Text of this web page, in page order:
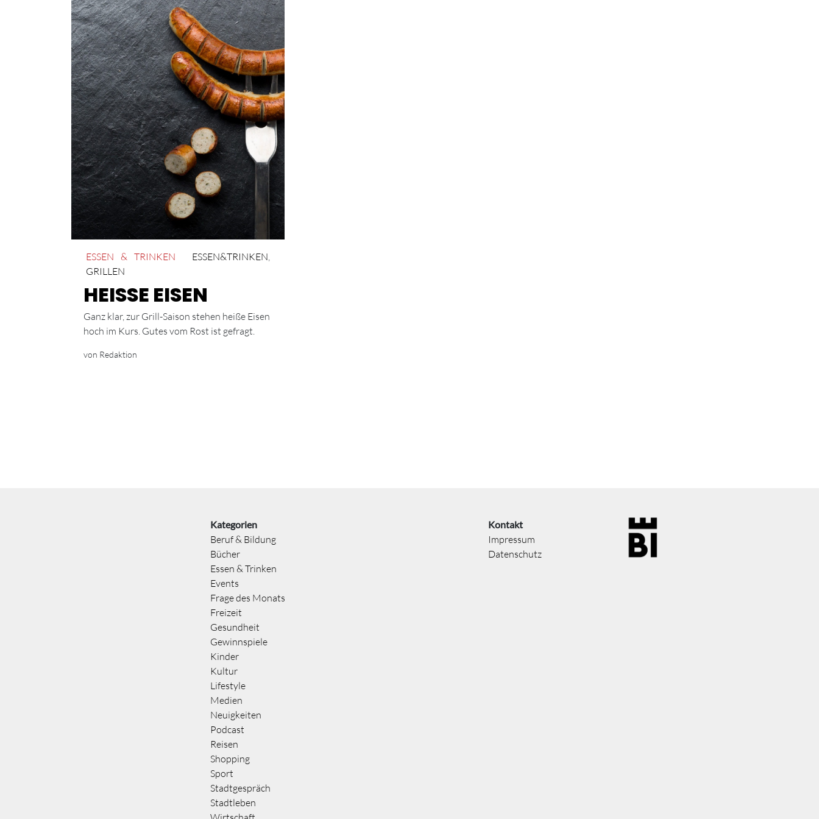
ESSEN & TRINKEN ESSEN&TRINKEN
GRILLEN
HEISSE EISEN
Ganz klar, zur Grill-Saison stehen heiße Eisen
hoch im Kurs. Gutes vom Rost ist gefragt.
von Redaktion
Kategorien
Beruf & Bildung
Bücher
Essen & Trinken
Events
Frage des Monats
Freizeit
Gesundheit
Gewinnspiele
Kinder
Kultur
Lifestyle
Medien
Neuigkeiten
Podcast
Reisen
Shopping
Sport
Stadtgespräch
Stadtleben
Kontakt
Impressum
Datenschutz